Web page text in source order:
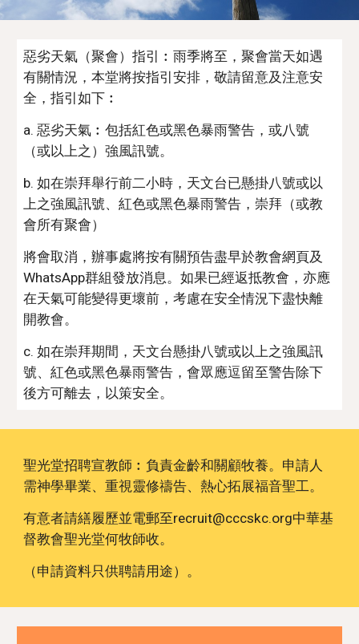
惡劣天氣（聚會）指引︰雨季將至，聚會當天如遇
有關情況，本堂將按指引安排，敬請留意及注意安
全，指引如下︰
a. 惡劣天氣︰包括紅色或黑色暴雨警告，或八號
（或以上之）強風訊號。
b. 如在崇拜舉行前二小時，天文台已懸掛八號或以
上之強風訊號、紅色或黑色暴雨警告，崇拜（或教
會所有聚會）
將會取消，辦事處將按有關預告盡早於教會網頁及
WhatsApp群組發放消息。如果已經返抵教會，亦應
在天氣可能變得更壞前，考慮在安全情況下盡快離
開教會。
c. 如在崇拜期間，天文台懸掛八號或以上之強風訊
號、紅色或黑色暴雨警告，會眾應逗留至警告除下
後方可離去，以策安全。
聖光堂招聘宣教師︰負責金齡和關顧牧養。申請人
需神學畢業、重視靈修禱告、熱心拓展福音聖工。
有意者請繕履歷並電郵至recruit@cccskc.org中華基
督教會聖光堂何牧師收。
（申請資料只供聘請用途）。